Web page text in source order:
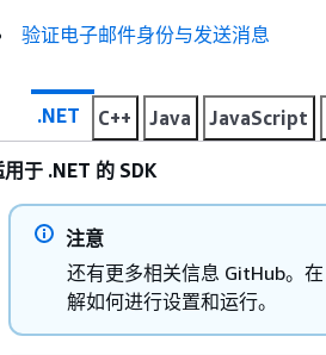
验证电子邮件身份与发送消息
.NET C++ Java JavaScript
用于 .NET 的 SDK
注意
还有更多相关信息 GitHub。在
解如何进行设置和运行。